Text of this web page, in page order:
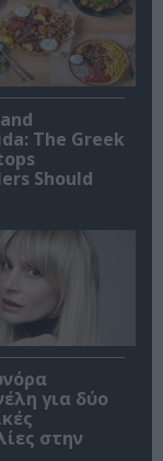
The Greek
Should
για δύο
στην